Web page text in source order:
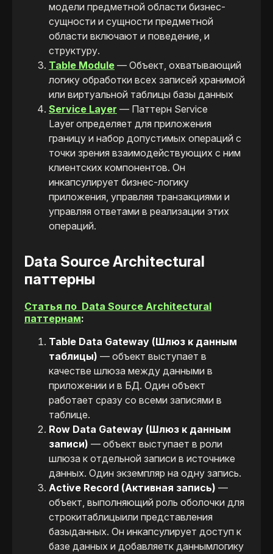
модели предметной области бизнес-
сущности и сущности предметной
области включают и поведение, и
структуру.
Table Module — Объект, охватывающий
логику обработки всех записей хранимой
или виртуальной таблицы базы данных
Service Layer — Паттерн Service
Layer определяет для приложения
границу и набор допустимых операций с
точки зрения взаимодействующих с ним
клиентских компонентов. Он
инкапсулирует бизнес-логику
приложения, управляя транзакциями и
управляя ответами в реализации этих
операций.
Data Source Architectural
паттерны
Статья по Data Source Architectural
паттернам:
Table Data Gateway (Шлюз к данным
таблицы) — объект выступает в
качестве шлюза между данными в
приложении и в БД. Один объект
работает сразу со всеми записями в
таблице.
Row Data Gateway (Шлюз к данным
записи) — объект выступает в роли
шлюза к отдельной записи в источнике
данных. Один экземпляр на одну запись.
Active Record (Активная запись) —
объект, выполняющий роль оболочки для
строкитаблицыили представления
базыданных. Он инкапсулирует доступ к
базе данных и добавляетк даннымлогику